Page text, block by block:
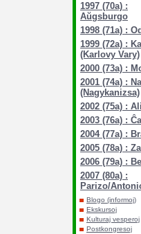
1997 (70a) :
Aŭgsburgo
1998 (71a) :
1999 (72a) :
(Karlovy Vary)
2000 (73a) :
2001 (74a) :
(Nagykanizsa)
2002 (75a) :
2003 (76a) :
2004 (77a) :
2005 (78a) :
2006 (79a) :
2007 (80a) :
Parizo/
Blogo (informoj)
Ekskursoj
Kulturaj vesperoj
Postkongresoj